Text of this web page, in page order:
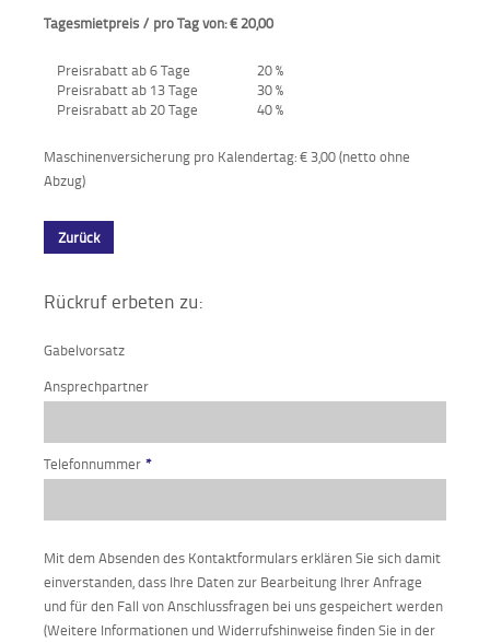
Aktionen
Angebote
Anfahrt
Tagesmietpreis / pro Tag von: € 20,00
Preisrabatt ab 6 Tage
Preisrabatt ab 13 Tage
Preisrabatt ab 20 Tage
20 %
30 %
40 %
Maschinenversicherung pro Kalendertag: € 3,00 (netto ohne
Abzug)
Zurück
Rückruf erbeten zu:
Gabelvorsatz
Ansprechpartner
Telefonnummer *
Mit dem Absenden des Kontaktformulars erklären Sie sich damit
einverstanden, dass Ihre Daten zur Bearbeitung Ihrer Anfrage
und für den Fall von Anschlussfragen bei uns gespeichert werden
(Weitere Informationen und Widerrufshinweise finden Sie in der